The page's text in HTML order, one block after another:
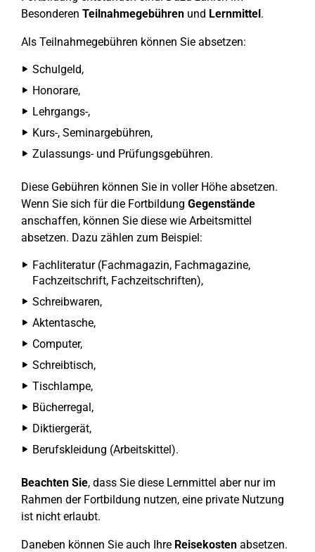
Besonderen Teilnahmegebühren und Lernmittel.
Als Teilnahmegebühren können Sie absetzen:
Schulgeld,
Honorare,
Lehrgangs-,
Kurs-, Seminargebühren,
Zulassungs- und Prüfungsgebühren.
Diese Gebühren können Sie in voller Höhe absetzen.
Wenn Sie sich für die Fortbildung Gegenstände
anschaffen, können Sie diese wie Arbeitsmittel
absetzen. Dazu zählen zum Beispiel:
Fachliteratur (Fachmagazin, Fachmagazine,
Fachzeitschrift, Fachzeitschriften),
Schreibwaren,
Aktentasche,
Computer,
Schreibtisch,
Tischlampe,
Bücherregal,
Diktiergerät,
Berufskleidung (Arbeitskittel).
Beachten Sie, dass Sie diese Lernmittel aber nur im
Rahmen der Fortbildung nutzen, eine private Nutzung
ist nicht erlaubt.
Daneben können Sie auch Ihre Reisekosten absetzen.